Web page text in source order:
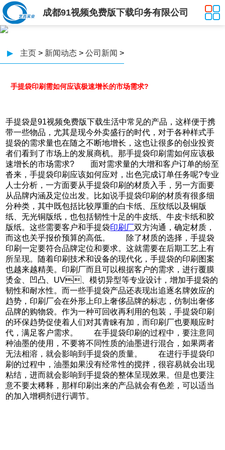
成都91视频免费版下载印务有限公司
▶ 主页 > 新闻动态 > 公司新闻 >
手提袋印刷需如何应该极速增长的市场需求?
手提袋是91视频免费版下载生活中常见的产品，这样便于携
带一些物品，尤其是现今外卖盛行的时代，对于各种样式手
提袋的需求量也在随之不断地增长，这也让很多的创业投资
者们看到了市场上的发展商机。那手提袋印刷需如何应该极
速增长的市场需求? 面对需求量的大增和客户订单的纷至
沓来，手提袋印刷应该如何应对，出色完成订单任务呢?专业
人士分析，一方面要从手提袋印刷的材质入手，另一方面要
从品牌内涵及定位出发。比如说手提袋印刷的材质有很多细
分种类，其中既包括比较厚重的白卡纸、压纹纸以及铜版
纸、无光铜版纸，也包括韧性十足的牛皮纸、牛皮卡纸和胶
版纸。这些需要客户和手提袋印刷厂双方沟通，确定材质，
而这也关乎报价预算的高低。 除了材质的选择，手提袋
印刷一定要符合品牌定位和要求。这就需要在后期工艺上有
所呈现。随着印刷技术和设备的现代化，手提袋的印刷图案
也越来越精美。印刷厂而且可以根据客户的需求，进行覆膜
烫金、凹凸、UV、模切异型等专业设计，增加手提袋的
韧性和耐水性。而一些手提袋产品还表现出追逐名牌效应的
趋势，印刷厂会在外形上印上奢侈品牌的标志，仿制出奢侈
品牌的购物袋。作为一种可回收再利用的包装，手提袋印刷
的环保趋势促使着人们对其青睐有加，而印刷厂也要顺应时
代，满足客户需求。 在手提袋印刷的过程中，要注意同
种油墨的使用，不要将不同性质的油墨进行混合，如果两者
无法相溶，就会影响到手提袋的质量。 在进行手提袋印
刷的过程中，油墨如果没有经常性的搅拌，很容易就会出现
粘结，进而就会影响到手提袋的整体呈现效果。但是也要注
意不要太稀释，那样印刷出来的产品就会有色差，可以适当
的加入增稠剂进行调节。